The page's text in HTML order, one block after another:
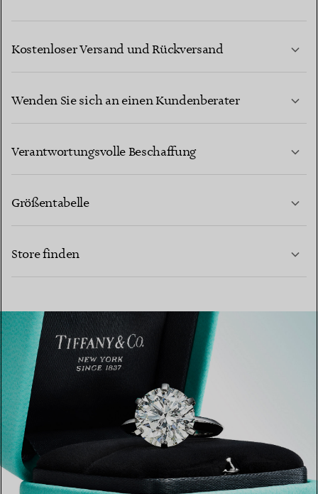
Kostenloser Versand und Rückversand
Wenden Sie sich an einen Kundenberater
Verantwortungsvolle Beschaffung
MEHR ERFAHREN
Größentabelle
Store finden
EINEN STORE IN IHRER NÄHE FINDEN